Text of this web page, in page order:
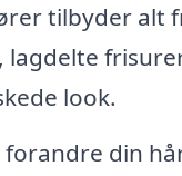
tilbyder alt
lagdelte
look.
din